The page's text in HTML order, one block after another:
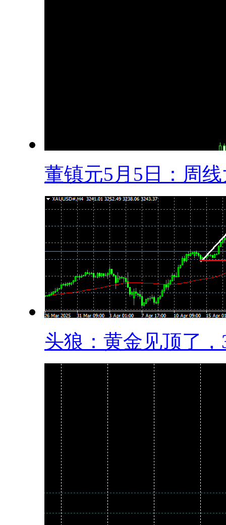
董镇元5月5日：周线
头狼：黄金见顶了，